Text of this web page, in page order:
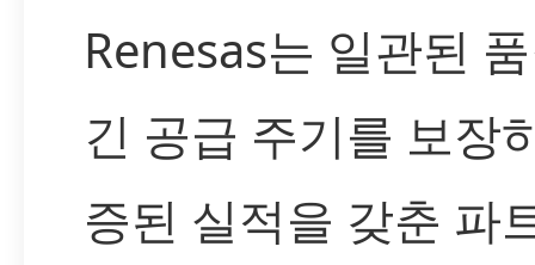
Renesas는 일관된
긴 공급 주기를 보장
증된 실적을 갖춘 파